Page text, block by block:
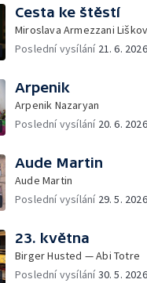
Cesta ke štěstí
Miroslava Armezzani
Poslední vysílání 21. 6. 2026
Arpenik
Arpenik Nazaryan
Poslední vysílání 20. 6. 2026
Aude Martin
Aude Martin
Poslední vysílání 29. 5. 2026
23. května
Birger Husted — Abi Totre
Poslední vysílání30. 5. 2026